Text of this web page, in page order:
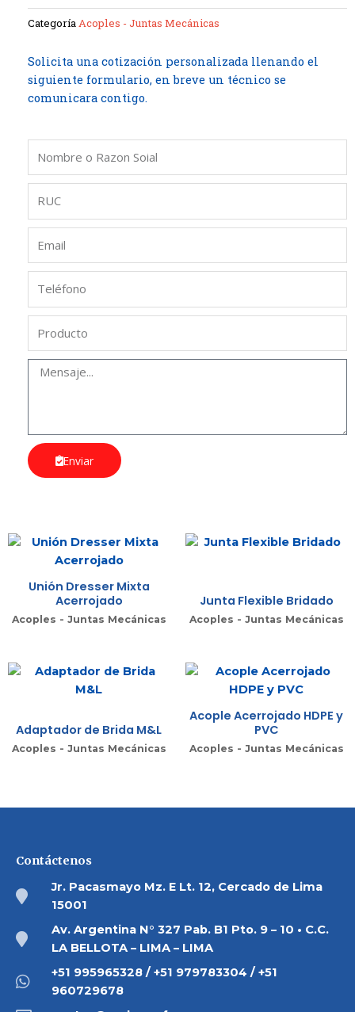
CategoríaAcoples - Juntas Mecánicas
Solicita una cotización personalizada llenando el
siguiente formulario, en breve un técnico se
comunicara contigo.
Enviar
Unión Dresser Mixta
Acerrojado
Acoples - Juntas Mecánicas
Junta Flexible Bridado
Acoples - Juntas Mecánicas
Adaptador de Brida M&L
Acoples - Juntas Mecánicas
Acople Acerrojado HDPE y
PVC
Acoples - Juntas Mecánicas
Contáctenos
Jr. Pacasmayo Mz. E Lt. 12, Cercado de Lima
15001
Av. Argentina N° 327 Pab. B1 Pto. 9 – 10 • C.C.
LA BELLOTA – LIMA – LIMA
+51 995965328 / +51 979783304 / +51
960729678